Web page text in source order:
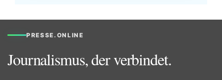
PRESSE.ONLINE
Journalismus, der verbindet.